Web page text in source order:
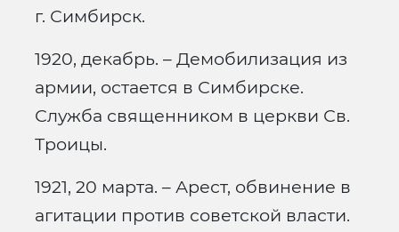
г. Симбирск.
1920, декабрь. – Демобилизация из
армии, остается в Симбирске.
Служба священником в церкви Св.
Троицы.
1921, 20 марта. – Арест, обвинение в
агитации против советской власти.